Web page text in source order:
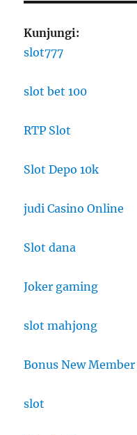
Kunjungi:
slot777
slot bet 100
RTP Slot
Slot Depo 10k
judi Casino Online
Slot dana
Joker gaming
slot mahjong
Bonus New Member
slot